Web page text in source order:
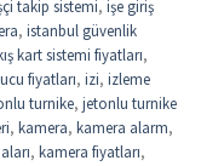
takip sistemi, işe giriş
, istanbul güvenlik
kart sistemi fiyatları,
fiyatları, izi, izleme
turnike, jetonlu turnike
, kamera, kamera alarm,
, kamera fiyatları,